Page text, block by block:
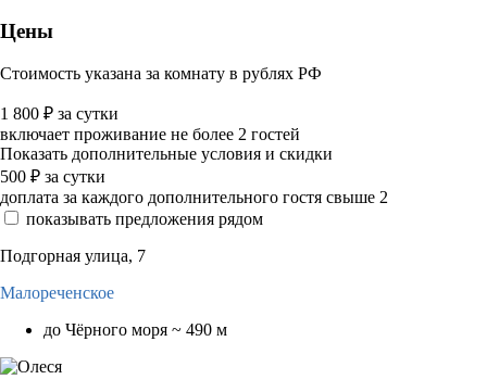
Цены
Стоимость указана за комнату в рублях РФ
1 800 ₽ за сутки
включает проживание не более 2 гостей
Показать дополнительные условия и скидки
500 ₽ за сутки
доплата за каждого дополнительного гостя свыше 2
показывать предложения рядом
Подгорная улица, 7
Малореченское
до Чёрного моря ~ 490 м